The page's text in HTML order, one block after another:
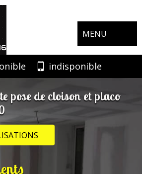
MENU
indisponible
pose de cloison et placo